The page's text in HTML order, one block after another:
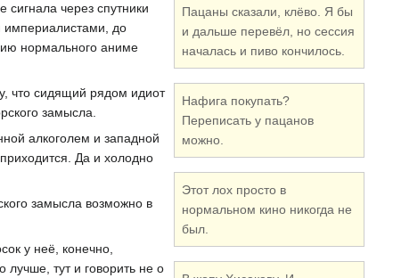
Пацаны сказали, клёво. Я бы
и дальше перевёл, но сессия
началась и пиво кончилось.
Нафига покупать?
Переписать у пацанов
можно.
сигнала через спутники
империалистами, до
нормального аниме
Этот лох просто в
нормальном кино никогда не
был.
что сидящий рядом идиот
замысла.
алкоголем и западной
Да и холодно
замысла возможно в
у неё, конечно,
лучше, тут и говорить не о